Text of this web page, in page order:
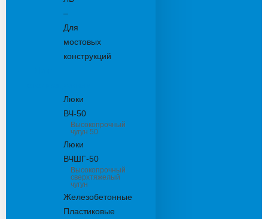
–
Для
мостовых
конструкций
Люки
ВЧ-50
Высокопрочный
чугун 50
Люки
ВЧШГ-50
Высокопрочный
сверхтяжелый
чугун
Железобетонные
Пластиковые